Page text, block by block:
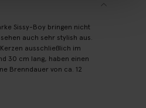
Sissy-Boy bringen nicht
auch sehr stylish aus.
ausschließlich im
30 cm lang, haben einen
Brenndauer von ca. 12